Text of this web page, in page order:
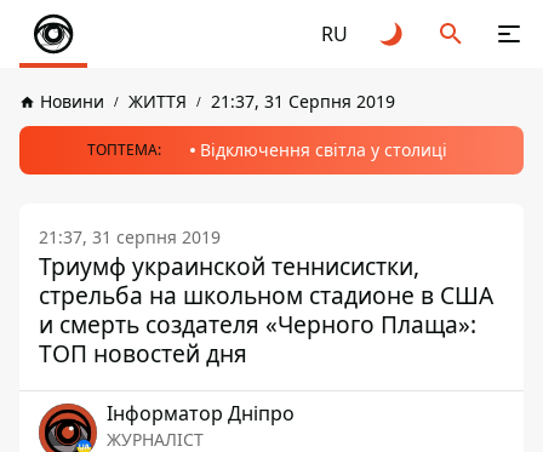
RU
Новини ЖИТТЯ 21:37, 31 Серпня 2019
ТОПТЕМА: Відключення світла у столиці
21:37, 31 серпня 2019
Триумф украинской теннисистки,
стрельба на школьном стадионе в США
и смерть создателя «Черного Плаща»:
ТОП новостей дня
Інформатор Дніпро
ЖУРНАЛІСТ